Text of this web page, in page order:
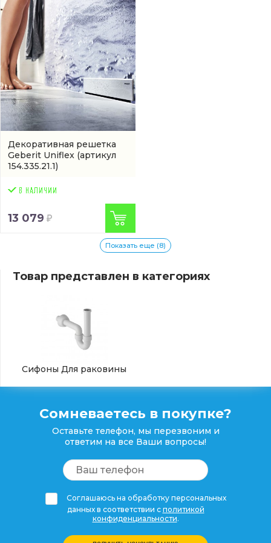
Декоративная решетка
Geberit Uniflex (артикул
154.335.21.1)
13 079
Показать еще (8)
Товар представлен в категориях
Сифоны Для раковины
Сомневаетесь в покупке?
Оставьте телефон, мы перезвоним и
ответим на все Ваши вопросы!
Соглашаюсь на обработку персональных
данных в соответствии с политикой
конфиденциальности.